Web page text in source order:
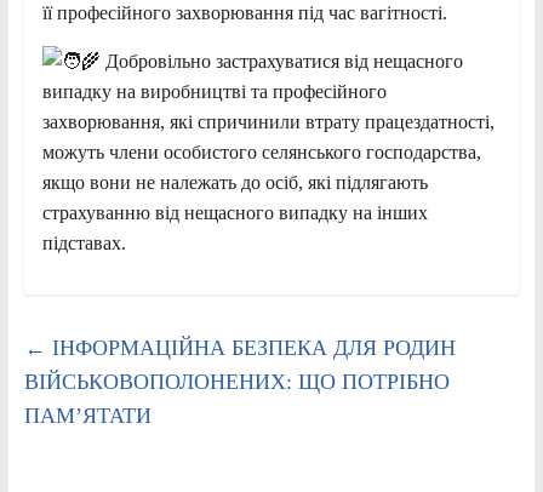
її професійного захворювання під час вагітності.
Добровільно застрахуватися від нещасного
випадку на виробництві та професійного
захворювання, які спричинили втрату працездатності,
можуть члени особистого селянського господарства,
якщо вони не належать до осіб, які підлягають
страхуванню від нещасного випадку на інших
підставах.
← ІНФОРМАЦІЙНА БЕЗПЕКА ДЛЯ РОДИН
ВІЙСЬКОВОПОЛОНЕНИХ: ЩО ПОТРІБНО
ПАМ’ЯТАТИ